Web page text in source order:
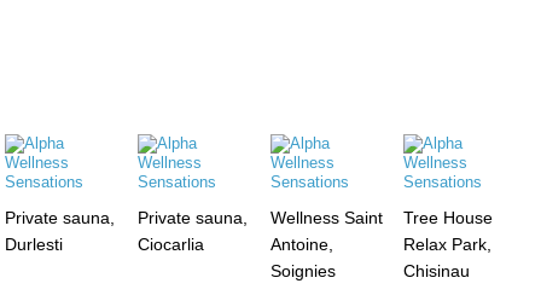
Private sauna,
Durlesti
Private sauna,
Ciocarlia
Wellness Saint
Antoine,
Soignies
Tree House
Relax Park,
Chisinau